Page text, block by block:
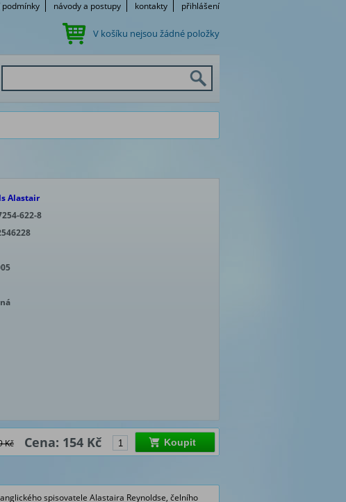
návody a postupy kontakty přihlášení
V košíku nejsou žádné položky
Alastair
622-8
Kč Cena: 154 Kč Koupit
spisovatele Alastaira Reynoldse, čelního